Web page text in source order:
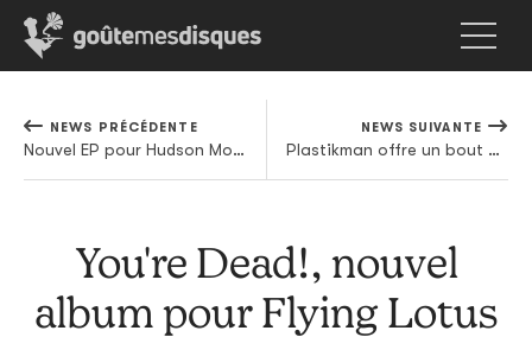
NEWS PRÉCÉDENTE
Nouvel EP pour Hudson Mohawke, et premier extrait en écoute
NEWS SUIVANTE
Plastikman offre un bout de son live au Sonar
You're Dead!, nouvel
album pour Flying Lotus